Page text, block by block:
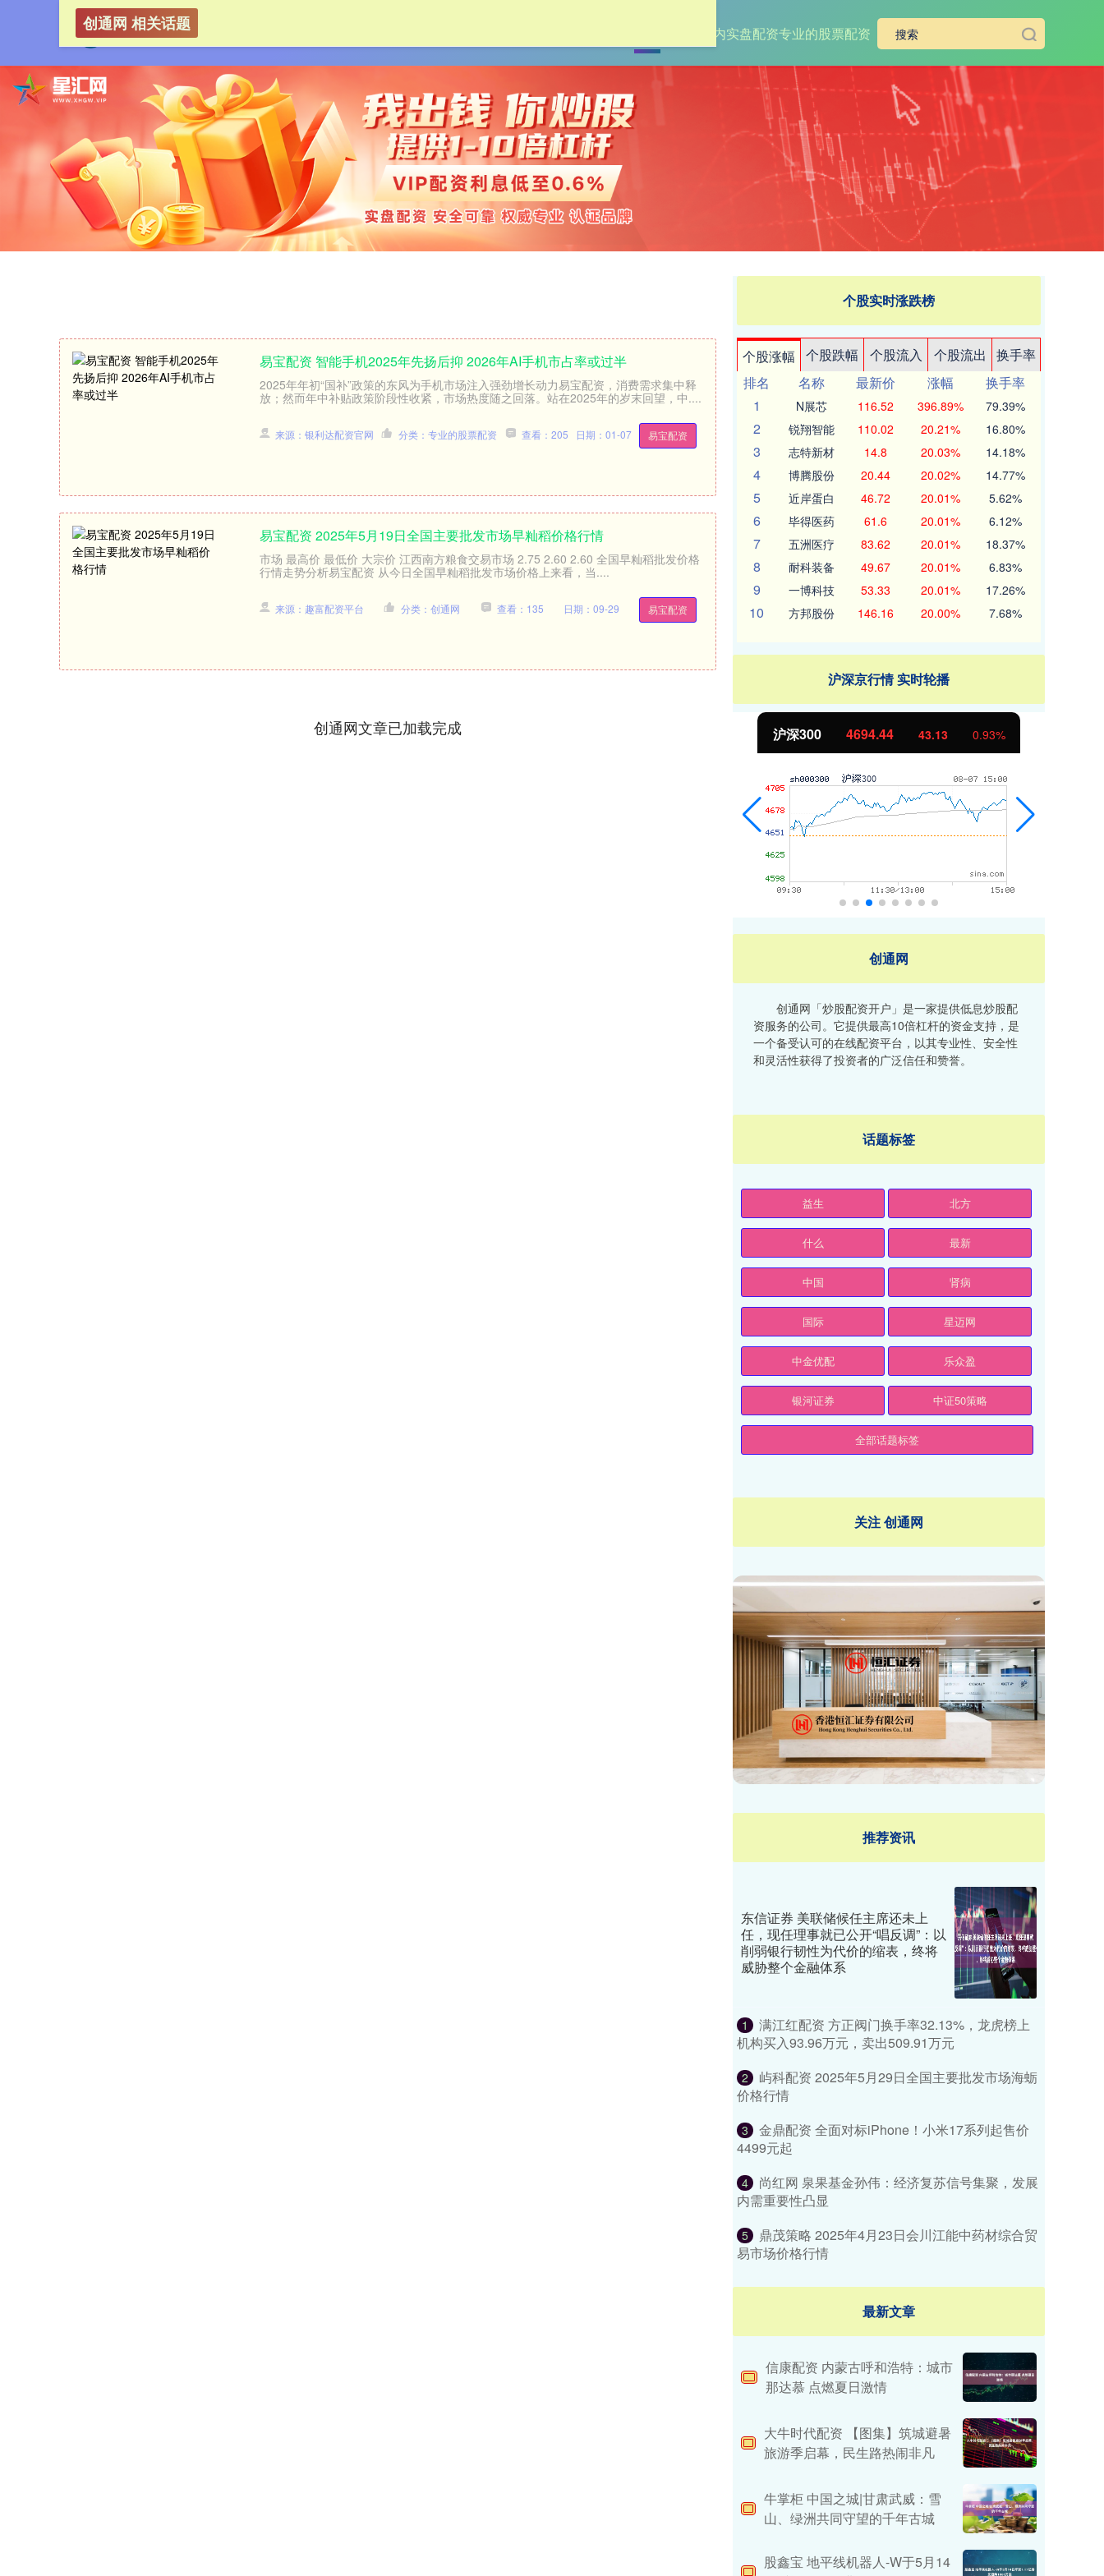
国内实盘配资专业的股票配资
创通网 相关话题
易宝配资 智能手机2025年先扬后抑 2026年AI手机市占率或过半
2025年年初“国补”政策的东风为手机市场注入强劲增长动力易宝配资，消费需求集中释
放；然而年中补贴政策阶段性收紧，市场热度随之回落。站在2025年的岁末回望，中....
易宝配资
来源：银利达配资官网 分类：专业的股票配资 查看：205 日期：01-07
易宝配资 2025年5月19日全国主要批发市场早籼稻价格行情
市场 最高价 最低价 大宗价 江西南方粮食交易市场 2.75 2.60 2.60 全国早籼稻批发价格
行情走势分析易宝配资 从今日全国早籼稻批发市场价格上来看，当....
易宝配资
来源：趣富配资平台 分类：创通网 查看：135 日期：09-29
创通网文章已加载完成
个股实时涨跌榜
个股涨幅 个股跌幅 个股流入 个股流出
换手率
排名
名称 最新价 涨幅
换手率
1
N展芯 116.52 396.89% 79.39%
2 锐翔智能 110.02 20.21% 16.80%
3 志特新材 14.8 20.03% 14.18%
4 博腾股份 20.44 20.02% 14.77%
5 近岸蛋白 46.72 20.01% 5.62%
6 毕得医药 61.6 20.01% 6.12%
7 五洲医疗 83.62 20.01% 18.37%
8 耐科装备 49.67 20.01% 6.83%
9 一博科技 53.33 20.01% 17.26%
10 方邦股份 146.16 20.00% 7.68%
沪深京行情 实时轮播
39.68 1.02% 深证成指 沪深300 4694.44 43.13 0.93%
创通网
创通网「炒股配资开户」是一家提供低息炒股配
资服务的公司。它提供最高10倍杠杆的资金支持，是
一个备受认可的在线配资平台，以其专业性、安全性
和灵活性获得了投资者的广泛信任和赞誉。
话题标签
益生 北方
什么 最新
中国 肾病
国际 星迈网
中金优配 乐众盈
银河证券 中证50策略
全部话题标签
关注 创通网
推荐资讯
东信证券 美联储候任主席还未上
任，现任理事就已公开“唱反调”：以
削弱银行韧性为代价的缩表，终将
威胁整个金融体系
1
满江红配资 方正阀门换手率32.13%，龙虎榜上
机构买入93.96万元，卖出509.91万元
2
屿科配资 2025年5月29日全国主要批发市场海蛎
价格行情
3
金鼎配资 ​​全面对标iPhone！小米17系列起售价
4499元起
4
尚红网 泉果基金孙伟：经济复苏信号集聚，发展
内需重要性凸显
5
鼎茂策略 2025年4月23日会川江能中药材综合贸
易市场价格行情
最新文章
信康配资 内蒙古呼和浩特：城市
那达慕 点燃夏日激情
大牛时代配资 ​【图集】筑城避暑
旅游季启幕，民生路热闹非凡
牛掌柜 中国之城|甘肃武威：雪
山、绿洲共同守望的千年古城
股鑫宝 地平线机器人-W于5月14